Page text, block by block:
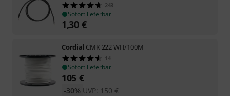
243
Sofort lieferbar
1,30 €
Cordial CMK 222 WH/100M
14
Sofort lieferbar
105 €
UVP: 150 €
-30%